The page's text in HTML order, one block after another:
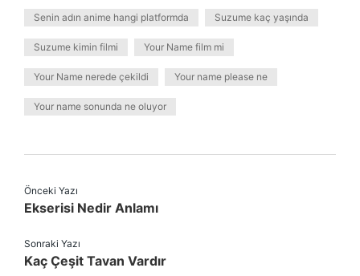
Senin adın anime hangi platformda Suzume kaç yaşında
Suzume kimin filmi Your Name film mi
Your Name nerede çekildi Your name please ne
Your name sonunda ne oluyor
Önceki Yazı
Ekserisi Nedir Anlamı
Sonraki Yazı
Kaç Çeşit Tavan Vardır